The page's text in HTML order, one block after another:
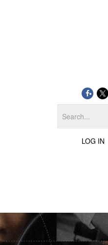
LOG IN